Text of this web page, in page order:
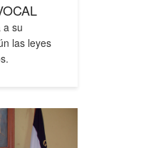
a su
las leyes